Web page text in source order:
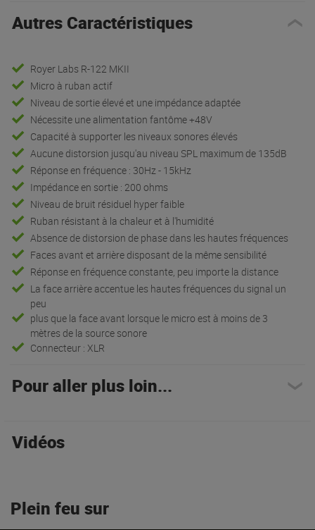
Autres Caractéristiques
Royer Labs R-122 MKII
Micro à ruban actif
Niveau de sortie élevé et une impédance adaptée
Nécessite une alimentation fantôme +48V
Capacité à supporter les niveaux sonores élevés
Aucune distorsion jusqu'au niveau SPL maximum de 135dB
Réponse en fréquence : 30Hz - 15kHz
Impédance en sortie : 200 ohms
Niveau de bruit résiduel hyper faible
Ruban résistant à la chaleur et à l'humidité
Absence de distorsion de phase dans les hautes fréquences
Faces avant et arrière disposant de la même sensibilité
Réponse en fréquence constante, peu importe la distance
La face arrière accentue les hautes fréquences du signal un
peu
plus que la face avant lorsque le micro est à moins de 3
mètres de la source sonore
Connecteur : XLR
Pour aller plus loin...
Vidéos
Plein feu sur